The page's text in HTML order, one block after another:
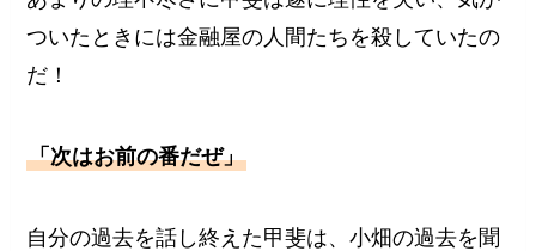
ついたときには金融屋の人間たちを殺していたの
だ！
「次はお前の番だぜ」
自分の過去を話し終えた甲斐は、小畑の過去を聞